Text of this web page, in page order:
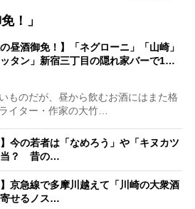
！」
の昼酒御免！】「ネグローニ」「山崎」
ッタン」新宿三丁目の隠れ家バーで1…
ものだが、昼から飲むお酒にはまた格
イター・作家の大竹…
今の若者は「なめろう」や「キヌカツ
当？ 昔の…
京急線で多摩川越えて「川崎の大衆酒
せるノス…